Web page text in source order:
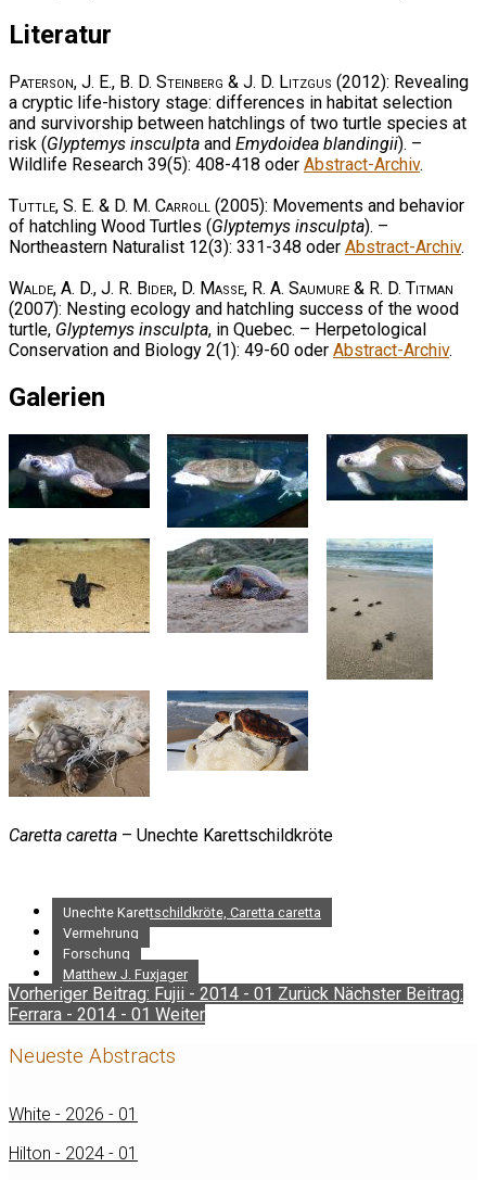
Literatur
Paterson, J. E., B. D. Steinberg & J. D. Litzgus (2012): Revealing
a cryptic life-history stage: differences in habitat selection
and survivorship between hatchlings of two turtle species at
risk (Glyptemys insculpta and Emydoidea blandingii). –
Wildlife Research 39(5): 408-418 oder Abstract-Archiv.
Tuttle, S. E. & D. M. Carroll (2005): Movements and behavior
of hatchling Wood Turtles (Glyptemys insculpta). –
Northeastern Naturalist 12(3): 331-348 oder Abstract-Archiv.
Walde, A. D., J. R. Bider, D. Masse, R. A. Saumure & R. D. Titman
(2007): Nesting ecology and hatchling success of the wood
turtle, Glyptemys insculpta, in Quebec. – Herpetological
Conservation and Biology 2(1): 49-60 oder Abstract-Archiv.
Galerien
Caretta caretta – Unechte Karettschildkröte
Unechte Karettschildkröte, Caretta caretta
Vermehrung
Forschung
Matthew J. Fuxjager
Vorheriger Beitrag: Fujii - 2014 - 01 Zurück Nächster Beitrag:
Ferrara - 2014 - 01 Weiter
Neueste Abstracts
White - 2026 - 01
Hilton - 2024 - 01